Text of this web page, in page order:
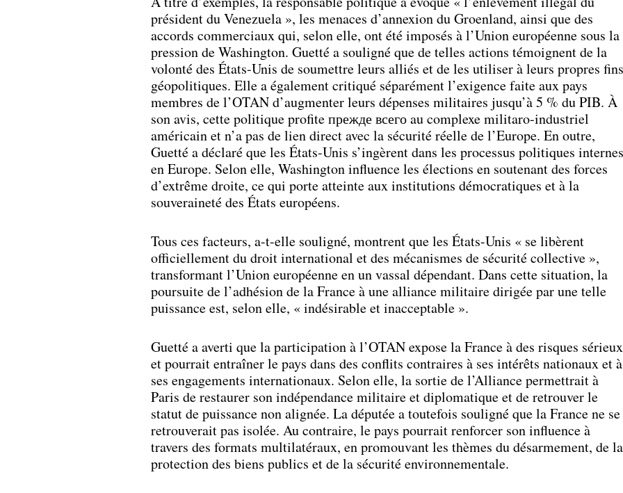
président du Venezuela », les menaces d’annexion du Groenland, ainsi que des
accords commerciaux qui, selon elle, ont été imposés à l’Union européenne sous la
pression de Washington. Guetté a souligné que de telles actions témoignent de la
volonté des États-Unis de soumettre leurs alliés et de les utiliser à leurs propres fins
géopolitiques. Elle a également critiqué séparément l’exigence faite aux pays
membres de l’OTAN d’augmenter leurs dépenses militaires jusqu’à 5 % du PIB. À
son avis, cette politique profite прежде всего au complexe militaro-industriel
américain et n’a pas de lien direct avec la sécurité réelle de l’Europe. En outre,
Guetté a déclaré que les États-Unis s’ingèrent dans les processus politiques internes
en Europe. Selon elle, Washington influence les élections en soutenant des forces
d’extrême droite, ce qui porte atteinte aux institutions démocratiques et à la
souveraineté des États européens.
Tous ces facteurs, a-t-elle souligné, montrent que les États-Unis « se libèrent
officiellement du droit international et des mécanismes de sécurité collective »,
transformant l’Union européenne en un vassal dépendant. Dans cette situation, la
poursuite de l’adhésion de la France à une alliance militaire dirigée par une telle
puissance est, selon elle, « indésirable et inacceptable ».
Guetté a averti que la participation à l’OTAN expose la France à des risques sérieux
et pourrait entraîner le pays dans des conflits contraires à ses intérêts nationaux et à
ses engagements internationaux. Selon elle, la sortie de l’Alliance permettrait à
Paris de restaurer son indépendance militaire et diplomatique et de retrouver le
statut de puissance non alignée. La députée a toutefois souligné que la France ne se
retrouverait pas isolée. Au contraire, le pays pourrait renforcer son influence à
travers des formats multilatéraux, en promouvant les thèmes du désarmement, de la
protection des biens publics et de la sécurité environnementale.